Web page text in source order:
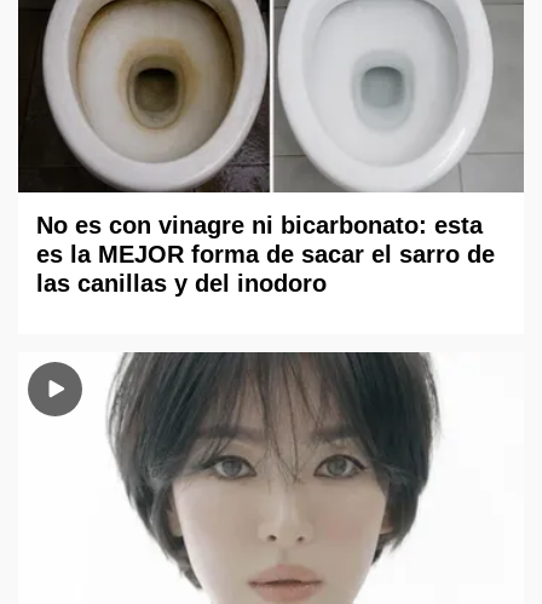
No es con vinagre ni bicarbonato: esta
es la MEJOR forma de sacar el sarro de
las canillas y del inodoro